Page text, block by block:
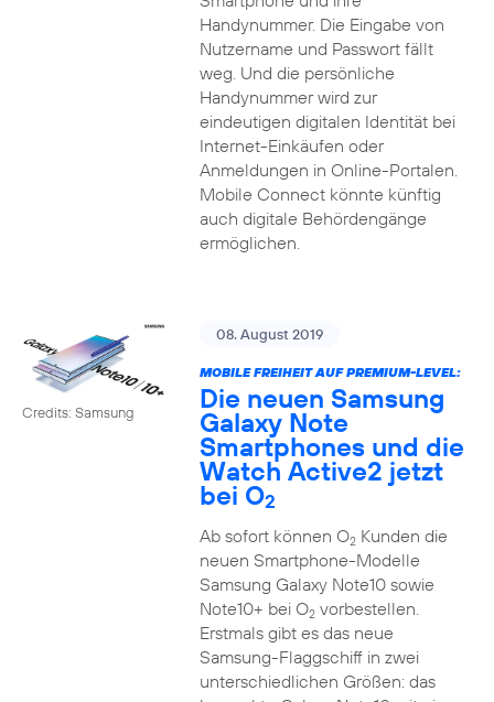
Handynummer. Die Eingabe von
Nutzername und Passwort fällt
weg. Und die persönliche
Handynummer wird zur
eindeutigen digitalen Identität bei
Internet-Einkäufen oder
Anmeldungen in Online-Portalen.
Mobile Connect könnte künftig
auch digitale Behördengänge
ermöglichen.
Credits: Samsung
08. August 2019
MOBILE FREIHEIT AUF PREMIUM-LEVEL:
Die neuen Samsung
Galaxy Note
Smartphones und die
Watch Active2 jetzt
bei O2
Ab sofort können O2Kunden die
neuen Smartphone-Modelle
Samsung Galaxy Note10 sowie
Note10+ bei O2vorbestellen.
Erstmals gibt es das neue
Samsung-Flaggschiff in zwei
unterschiedlichen Größen: das